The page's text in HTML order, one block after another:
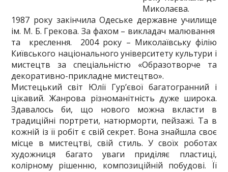
Миколаєва.
1987 року закінчила Одеське державне училище
ім. М. Б. Грекова. За фахом – викладач малювання
та креслення. 2004 року – Миколаївську філію
Київського національного університету культури і
мистецтв за спеціальністю «Образотворче та
декоративно-прикладне мистецтво».
Мистецький світ Юлії Гур’євої багатогранний і
цікавий. Жанрова різноманітність дуже широка.
Здавалось би, що нового можна вкласти в
традиційні портрети, натюрморти, пейзажі. Та в
кожній із її робіт є свій секрет. Вона знайшла своє
місце в мистецтві, свій стиль. У своїх роботах
художниця багато уваги приділяє пластиці,
колірному рішенню, композиційній побудові. Її